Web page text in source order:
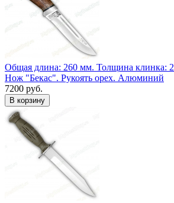
Общая длина: 260 мм. Толщина клинка:
Нож "Бекас". Рукоять орех. Алюминий
7200 руб.